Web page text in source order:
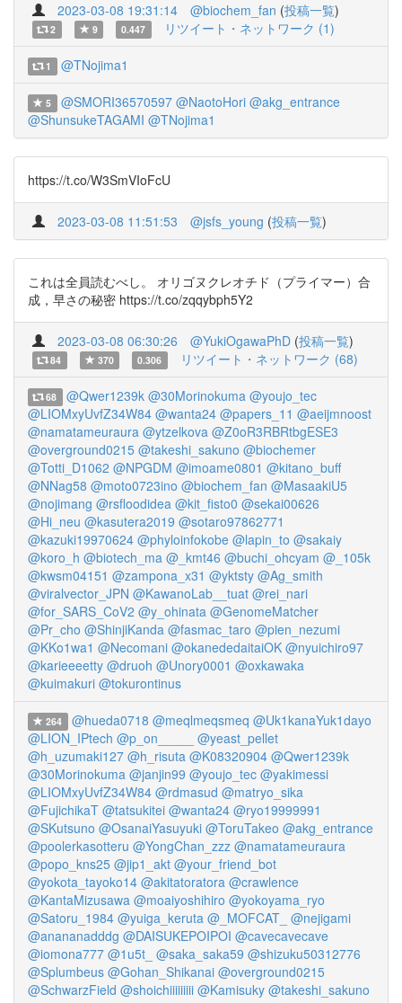
2023-03-08 19:31:14 @biochem_fan (投稿一覧)
2 9 0.447 リツイート・ネットワーク (1)
1 @TNojima1
5 @SMORI36570597 @NaotoHori @akg_entrance
@ShunsukeTAGAMI @TNojima1
https://t.co/W3SmVIoFcU
2023-03-08 11:51:53 @jsfs_young (投稿一覧)
これは全員読むべし。 オリゴヌクレオチド（プライマー）合
成，早さの秘密 https://t.co/zqqybph5Y2
2023-03-08 06:30:26 @YukiOgawaPhD (投稿一覧)
84 370 0.306 リツイート・ネットワーク (68)
68 @Qwer1239k @30Morinokuma @youjo_tec
@LIOMxyUvfZ34W84 @wanta24 @papers_11 @aeijmnoost
@namatameuraura @ytzelkova @Z0oR3RBRtbgESE3
@overground0215 @takeshi_sakuno @biochemer
@Totti_D1062 @NPGDM @imoame0801 @kitano_buff
@NNag58 @moto0723ino @biochem_fan @MasaakiU5
@nojimang @rsfloodidea @kit_fisto0 @sekai00626
@Hi_neu @kasutera2019 @sotaro97862771
@kazuki19970624 @phyloinfokobe @lapin_to @sakaiy
@koro_h @biotech_ma @_kmt46 @buchi_ohcyam @_105k
@kwsm04151 @zampona_x31 @yktsty @Ag_smith
@viralvector_JPN @KawanoLab__tuat @rei_nari
@for_SARS_CoV2 @y_ohinata @GenomeMatcher
@Pr_cho @ShinjiKanda @fasmac_taro @pien_nezumi
@KKo1wa1 @Necomani @okanededaitaiOK @nyuichiro97
@karieeeetty @druoh @Unory0001 @oxkawaka
@kuimakuri @tokurontinus
264 @hueda0718 @meqlmeqsmeq @Uk1kanaYuk1dayo
@LION_IPtech @p_on_____
@yeast_pellet
@h_uzumaki127 @h_risuta @K08320904 @Qwer1239k
@30Morinokuma @janjin99 @youjo_tec @yakimessi
@LIOMxyUvfZ34W84 @rdmasud @matryo_sika
@FujichikaT @tatsukitei @wanta24 @ryo19999991
@SKutsuno @OsanaiYasuyuki @ToruTakeo @akg_entrance
@poolerkasotteru @YongChan_zzz @namatameuraura
@popo_kns25 @jip1_akt @your_friend_bot
@yokota_tayoko14 @akitatoratora @crawlence
@KantaMizusawa @moaiyoshihiro @yokoyama_ryo
@Satoru_1984 @yuiga_keruta @_MOFCAT_ @nejigami
@anananadddg @DAISUKEPOIPOI @cavecavecave
@iomona777 @1u5t_ @saka_saka59 @shizuku50312776
@Splumbeus @Gohan_Shikanai @overground0215
@SchwarzField @shoichiiiiiiiii @Kamisuky @takeshi_sakuno